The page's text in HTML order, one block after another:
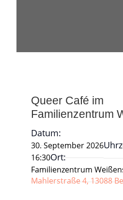
Queer Café im
Familienzentrum
Datum:
30. September 2026
16:30Ort:
Familienzentrum
Mahlerstraße 4, 13088